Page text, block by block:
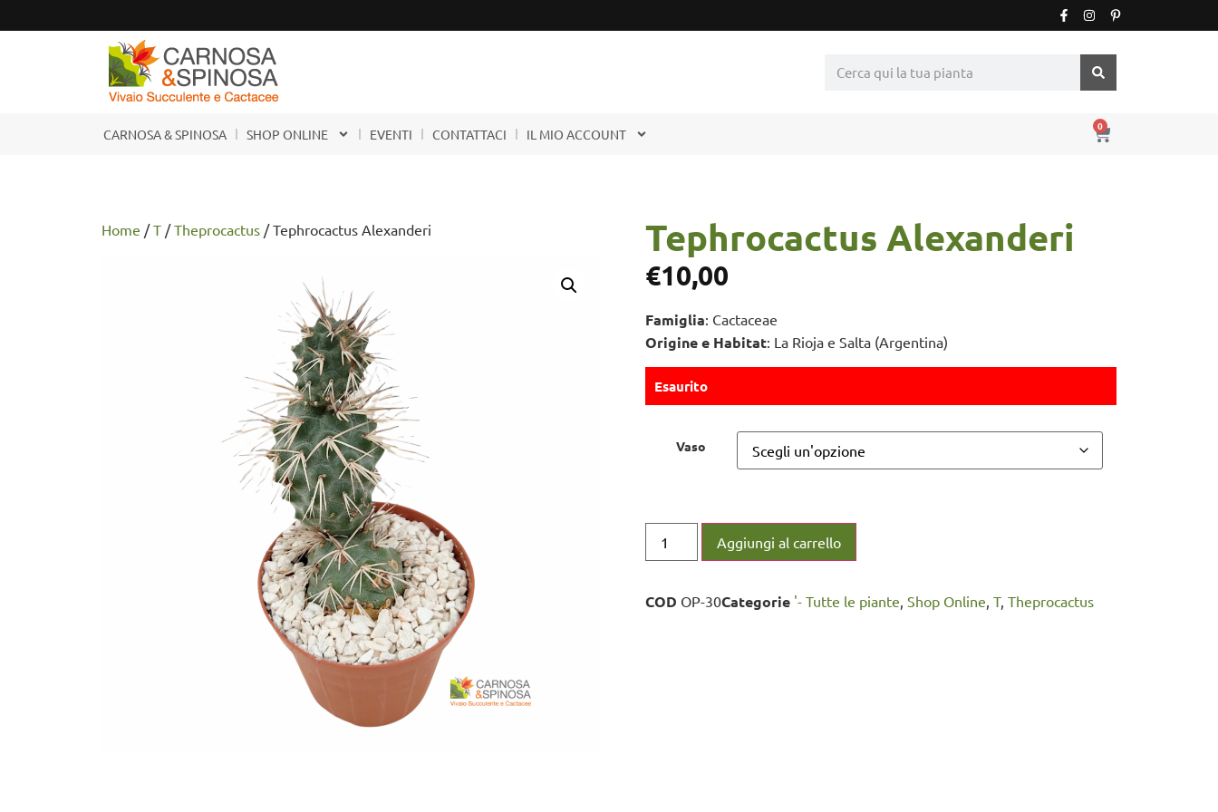
CARNOSA & SPINOSA SHOP ONLINE EVENTI CONTATTACI IL MIO ACCOUNT
0
Home /T /Theprocactus / Tephrocactus Alexanderi Tephrocactus Alexanderi
€10,00
Famiglia: Cactaceae
Origine e Habitat: La Rioja e Salta (Argentina)
Esaurito
Vaso
Aggiungi al carrello
COD OP-30Categorie '- Tutte le piante Shop Online T, Theprocactus